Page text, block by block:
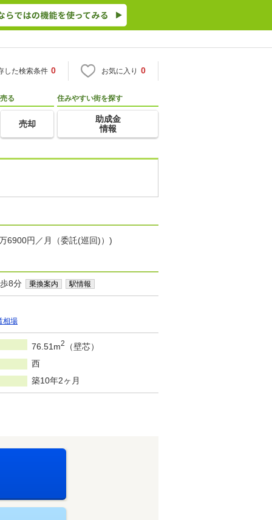
した検索条件 0 お気に入り 0
売る
売却
住みやすい街を探す
助成金
情報
円／月（委託(巡回)）)
8分 乗換案内 駅情報
相場
76.51m2
（壁芯）
西
築10年2ヶ月